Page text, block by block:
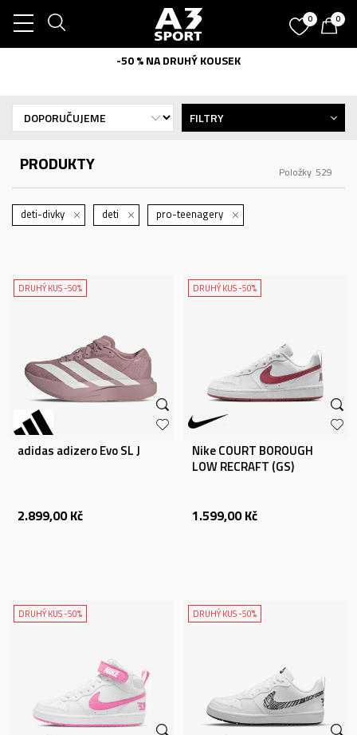
0 0
-50 % NA DRUHÝ KOUSEK
PRODUKTY 529
Položky
FILTRY
deti-divky deti pro-teenagery
DRUHÝ KUS -50%
adidas adizero Evo SL J
2.899,00 Kč
DRUHÝ KUS -50%
Nike COURT BOROUGH
LOW RECRAFT (GS)
1.599,00 Kč
DRUHÝ KUS -50% DRUHÝ KUS -50%